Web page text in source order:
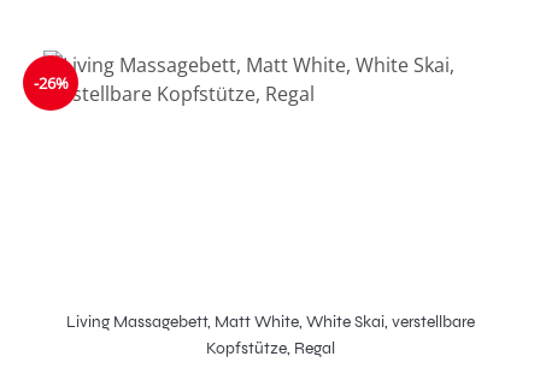
-26%
Living Massagebett, Matt White, White Skai, verstellbare
Kopfstütze, Regal